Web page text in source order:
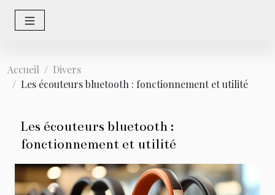
Accueil
Divers
Les écouteurs bluetooth : fonctionnement et utilité
Les écouteurs bluetooth :
fonctionnement et utilité